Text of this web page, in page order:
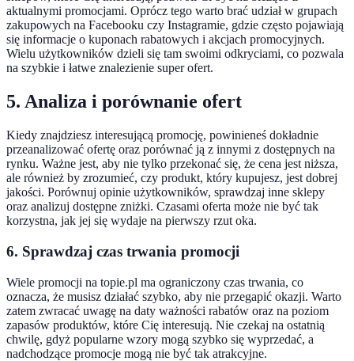
aktualnymi promocjami. Oprócz tego warto brać udział w grupach
zakupowych na Facebooku czy Instagramie, gdzie często pojawiają
się informacje o kuponach rabatowych i akcjach promocyjnych.
Wielu użytkowników dzieli się tam swoimi odkryciami, co pozwala
na szybkie i łatwe znalezienie super ofert.
5. Analiza i porównanie ofert
Kiedy znajdziesz interesującą promocję, powinieneś dokładnie
przeanalizować ofertę oraz porównać ją z innymi z dostępnych na
rynku. Ważne jest, aby nie tylko przekonać się, że cena jest niższa,
ale również by zrozumieć, czy produkt, który kupujesz, jest dobrej
jakości. Porównuj opinie użytkowników, sprawdzaj inne sklepy
oraz analizuj dostępne zniżki. Czasami oferta może nie być tak
korzystna, jak jej się wydaje na pierwszy rzut oka.
6. Sprawdzaj czas trwania promocji
Wiele promocji na topie.pl ma ograniczony czas trwania, co
oznacza, że musisz działać szybko, aby nie przegapić okazji. Warto
zatem zwracać uwagę na daty ważności rabatów oraz na poziom
zapasów produktów, które Cię interesują. Nie czekaj na ostatnią
chwilę, gdyż popularne wzory mogą szybko się wyprzedać, a
nadchodzące promocje mogą nie być tak atrakcyjne.